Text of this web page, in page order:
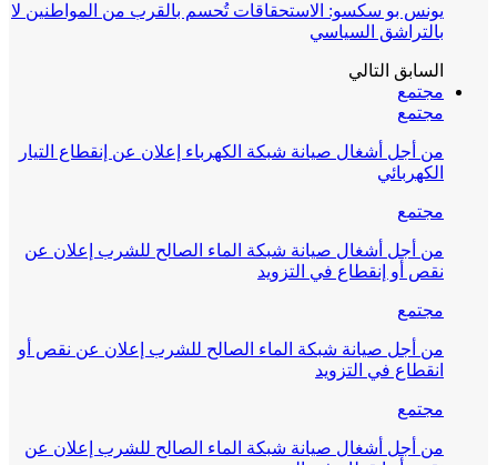
يونس بو سكسو: الاستحقاقات تُحسم بالقرب من المواطنين لا
بالتراشق السياسي
السابق التالي
مجتمع
مجتمع
من أجل أشغال صيانة شبكة الكهرباء إعلان عن إنقطاع التيار
الكهربائي
مجتمع
من أجل أشغال صيانة شبكة الماء الصالح للشرب إعلان عن
نقص أو إنقطاع في التزويد
مجتمع
من أجل صيانة شبكة الماء الصالح للشرب إعلان عن نقص أو
انقطاع في التزويد
مجتمع
من أجل أشغال صيانة شبكة الماء الصالح للشرب إعلان عن